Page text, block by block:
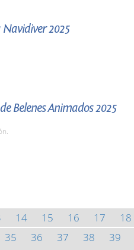
2025
Belenes Animados 2025
14 15 16 17 18
35 36 37 38 39